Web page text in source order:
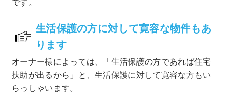
です。
生活保護の方に対して寛容な物件もあ
ります
オーナー様によっては、「生活保護の方であれば住宅
扶助が出るから」と、生活保護に対して寛容な方もい
らっしゃいます。